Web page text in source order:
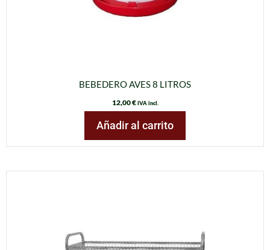
BEBEDERO AVES 8 LITROS
12,00€ IVA incl.
Añadir al carrito